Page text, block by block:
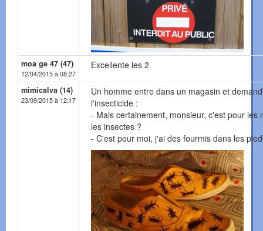
moa ge 47 (47)
12/04/2015 à 08:27
Excellente les 2
mimicalva (14)
23/09/2015 à 12:17
Un homme entre dans un magasin et
l'insecticide :
- Mais certainement, monsieur, c'est pour les
les insectes ?
- C'est pour moi, j'ai des fourmis dans les